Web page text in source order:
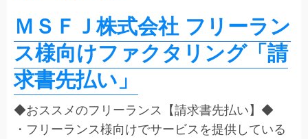
ＭＳＦＪ株式会社 フリーラン
ス様向けファクタリング「請
求書先払い」
◆おススメのフリーランス【請求書先払い】◆
・フリーランス様向けでサービスを提供している